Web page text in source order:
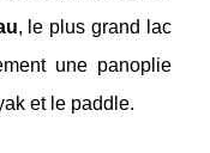
, le plus grand lac
une panoplie
et le paddle.